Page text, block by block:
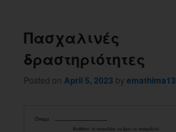
Πασχαλινές
δραστηριότητες
Posted on April 5, 2023 byemathima13